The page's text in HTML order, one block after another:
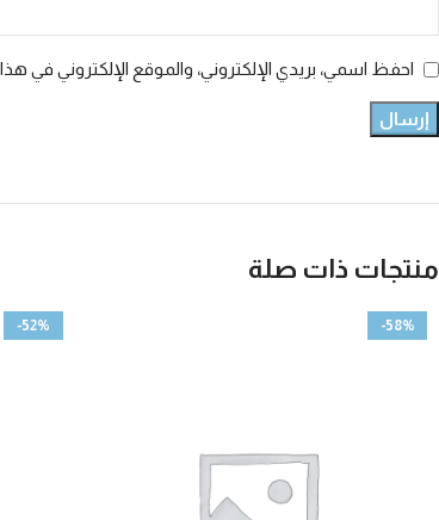
احفظ اسمي، بريدي الإلكتروني، والموقع الإلكتروني في
منتجات ذات صلة
-58%
-52%